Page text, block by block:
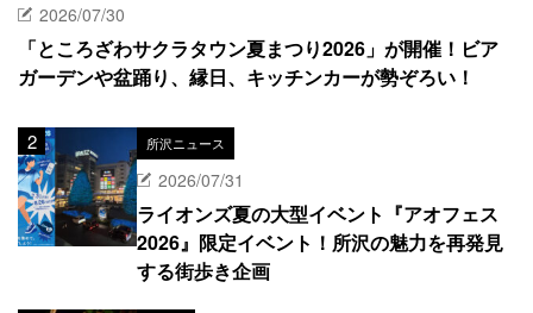
2026/07/30
「ところざわサクラタウン夏まつり2026」が開催！ビア
ガーデンや盆踊り、縁日、キッチンカーが勢ぞろい！
所沢ニュース
2026/07/31
ライオンズ夏の大型イベント『アオフェス
2026』限定イベント！所沢の魅力を再発見
する街歩き企画